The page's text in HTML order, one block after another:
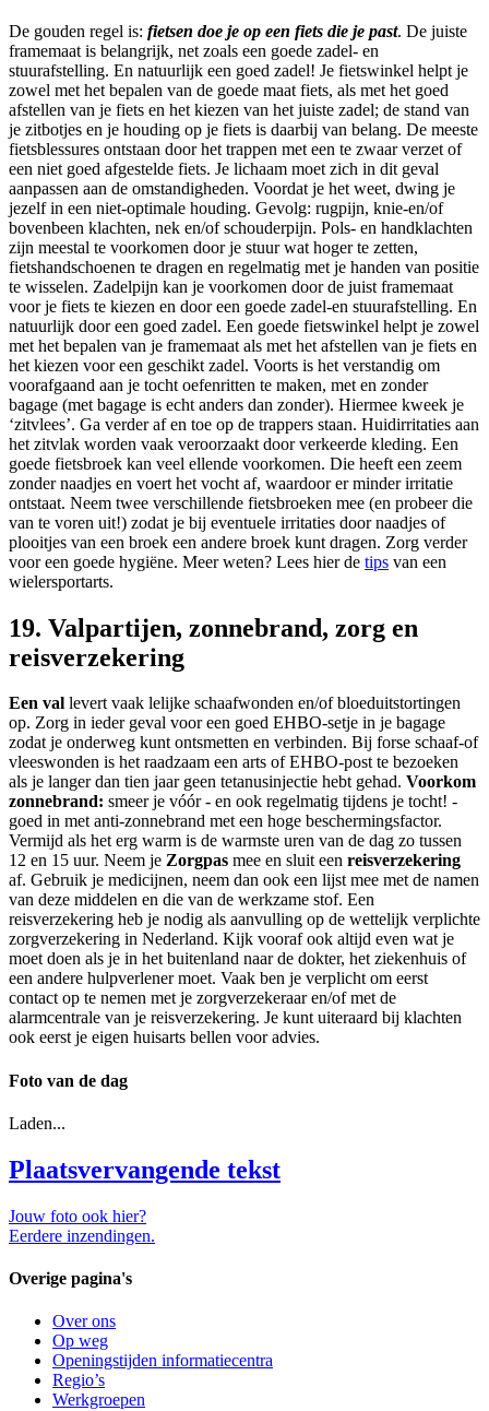
De gouden regel is: fietsen doe je op een fiets die je past. De juiste
framemaat is belangrijk, net zoals een goede zadel- en
stuurafstelling. En natuurlijk een goed zadel! Je fietswinkel helpt je
zowel met het bepalen van de goede maat fiets, als met het goed
afstellen van je fiets en het kiezen van het juiste zadel; de stand van
je zitbotjes en je houding op je fiets is daarbij van belang. De meeste
fietsblessures ontstaan door het trappen met een te zwaar verzet of
een niet goed afgestelde fiets. Je lichaam moet zich in dit geval
aanpassen aan de omstandigheden. Voordat je het weet, dwing je
jezelf in een niet-optimale houding. Gevolg: rugpijn, knie-en/of
bovenbeen klachten, nek en/of schouderpijn. Pols- en handklachten
zijn meestal te voorkomen door je stuur wat hoger te zetten,
fietshandschoenen te dragen en regelmatig met je handen van positie
te wisselen. Zadelpijn kan je voorkomen door de juist framemaat
voor je fiets te kiezen en door een goede zadel-en stuurafstelling. En
natuurlijk door een goed zadel. Een goede fietswinkel helpt je zowel
met het bepalen van je framemaat als met het afstellen van je fiets en
het kiezen voor een geschikt zadel. Voorts is het verstandig om
voorafgaand aan je tocht oefenritten te maken, met en zonder
bagage (met bagage is echt anders dan zonder). Hiermee kweek je
‘zitvlees’. Ga verder af en toe op de trappers staan. Huidirritaties aan
het zitvlak worden vaak veroorzaakt door verkeerde kleding. Een
goede fietsbroek kan veel ellende voorkomen. Die heeft een zeem
zonder naadjes en voert het vocht af, waardoor er minder irritatie
ontstaat. Neem twee verschillende fietsbroeken mee (en probeer die
van te voren uit!) zodat je bij eventuele irritaties door naadjes of
plooitjes van een broek een andere broek kunt dragen. Zorg verder
voor een goede hygiëne. Meer weten? Lees hier de tips van een
wielersportarts.
19. Valpartijen, zonnebrand, zorg en
reisverzekering
Een val levert vaak lelijke schaafwonden en/of bloeduitstortingen
op. Zorg in ieder geval voor een goed EHBO-setje in je bagage
zodat je onderweg kunt ontsmetten en verbinden. Bij forse schaaf-of
vleeswonden is het raadzaam een arts of EHBO-post te bezoeken
als je langer dan tien jaar geen tetanusinjectie hebt gehad. Voorkom
zonnebrand: smeer je vóór - en ook regelmatig tijdens je tocht! -
goed in met anti-zonnebrand met een hoge beschermingsfactor.
Vermijd als het erg warm is de warmste uren van de dag zo tussen
12 en 15 uur. Neem je Zorgpas mee en sluit een reisverzekering
af. Gebruik je medicijnen, neem dan ook een lijst mee met de namen
van deze middelen en die van de werkzame stof. Een
reisverzekering heb je nodig als aanvulling op de wettelijk verplichte
zorgverzekering in Nederland. Kijk vooraf ook altijd even wat je
moet doen als je in het buitenland naar de dokter, het ziekenhuis of
een andere hulpverlener moet. Vaak ben je verplicht om eerst
contact op te nemen met je zorgverzekeraar en/of met de
alarmcentrale van je reisverzekering. Je kunt uiteraard bij klachten
ook eerst je eigen huisarts bellen voor advies.
Foto van de dag
Laden...
Plaatsvervangende tekst
Jouw foto ook hier?
Eerdere inzendingen.
Overige pagina's
Over ons
Op weg
Openingstijden informatiecentra
Regio’s
Werkgroepen